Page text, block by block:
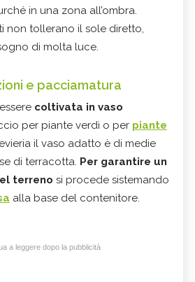
in una zona all’ombra.
non tollerano il sole diretto,
di molta luce.
e pacciamatura
coltivata in vaso
per piante verdi o per piante
il vaso adatto è di medie
di terracotta. Per garantire un
terreno si procede sistemando
alla base del contenitore.
a leggere dopo la pubblicità